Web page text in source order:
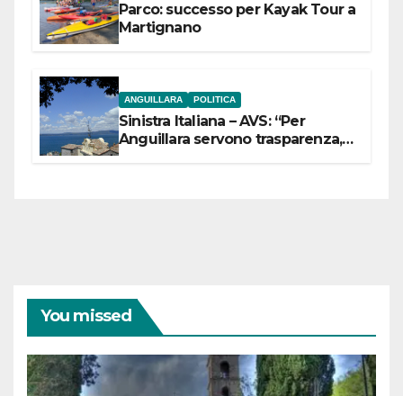
Parco: successo per Kayak Tour a
Martignano
ANGUILLARA POLITICA
Sinistra Italiana – AVS: “Per
Anguillara servono trasparenza,
You missed